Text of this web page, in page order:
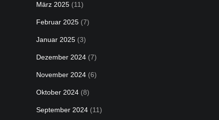
März 2025 (11)
Februar 2025 (7)
Januar 2025 (3)
Dezember 2024 (7)
November 2024 (6)
Oktober 2024 (8)
September 2024 (11)